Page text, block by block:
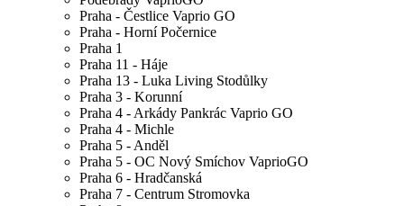
Praha - Čestlice Vaprio GO
Praha - Horní Počernice
Praha 1
Praha 11 - Háje
Praha 13 - Luka Living Stodůlky
Praha 3 - Korunní
Praha 4 - Arkády Pankrác Vaprio GO
Praha 4 - Michle
Praha 5 - Anděl
Praha 5 - OC Nový Smíchov VaprioGO
Praha 6 - Hradčanská
Praha 7 - Centrum Stromovka